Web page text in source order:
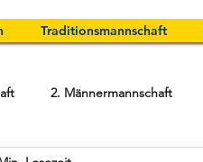
Traditionsmannschaft
2. Männermannschaft